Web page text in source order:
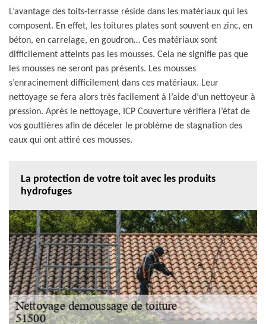
L’avantage des toits-terrasse réside dans les matériaux qui les
composent. En effet, les toitures plates sont souvent en zinc, en
béton, en carrelage, en goudron… Ces matériaux sont
difficilement atteints pas les mousses. Cela ne signifie pas que
les mousses ne seront pas présents. Les mousses
s’enracinement difficilement dans ces matériaux. Leur
nettoyage se fera alors très facilement à l’aide d’un nettoyeur à
pression. Après le nettoyage, ICP Couverture vérifiera l’état de
vos gouttières afin de déceler le problème de stagnation des
eaux qui ont attiré ces mousses.
La protection de votre toit avec les produits
hydrofuges